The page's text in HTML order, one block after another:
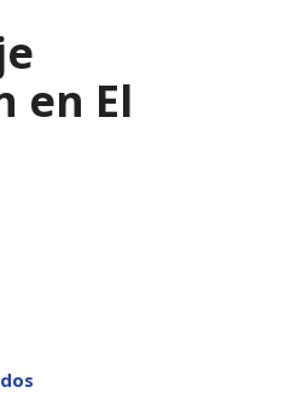
en El